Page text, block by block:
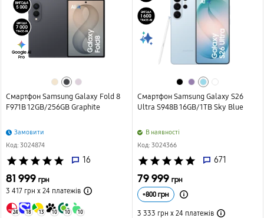
Смартфон Samsung Galaxy Fold 8
F971B 12GB/256GB Graphite
Замовити
Код: 3024874
star star star star star 16
81 999 грн
3 417 грн х 24 платежів
24 18 13 10 10 10
Смартфон Samsung Galaxy S26
Ultra S948B 16GB/1TB Sky Blue
B наявності
Код: 3024366
star star star star star 671
79 999 грн
+800грн
3 333 грн х 24платежів